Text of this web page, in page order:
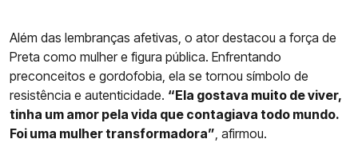
Além das lembranças afetivas, o ator destacou a força de
Preta como mulher e figura pública. Enfrentando
preconceitos e gordofobia, ela se tornou símbolo de
resistência e autenticidade. “Ela gostava muito de viver,
tinha um amor pela vida que contagiava todo mundo.
Foi uma mulher transformadora”, afirmou.